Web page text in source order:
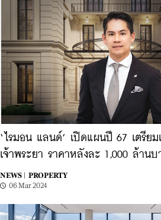
‘ไรมอน แลนด์’ เปิดแผนปี 67 เตรีย
เจ้าพระยา ราคาหลังละ 1,000 ล้านบ
NEWS |
PROPERTY
06 Mar 2024